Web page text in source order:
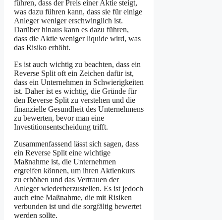
führen, dass der Preis einer Aktie steigt,
was dazu führen kann, dass sie für einige
Anleger weniger erschwinglich ist.
Darüber hinaus kann es dazu führen,
dass die Aktie weniger liquide wird, was
das Risiko erhöht.
Es ist auch wichtig zu beachten, dass ein
Reverse Split oft ein Zeichen dafür ist,
dass ein Unternehmen in Schwierigkeiten
ist. Daher ist es wichtig, die Gründe für
den Reverse Split zu verstehen und die
finanzielle Gesundheit des Unternehmens
zu bewerten, bevor man eine
Investitionsentscheidung trifft.
Zusammenfassend lässt sich sagen, dass
ein Reverse Split eine wichtige
Maßnahme ist, die Unternehmen
ergreifen können, um ihren Aktienkurs
zu erhöhen und das Vertrauen der
Anleger wiederherzustellen. Es ist jedoch
auch eine Maßnahme, die mit Risiken
verbunden ist und die sorgfältig bewertet
werden sollte.